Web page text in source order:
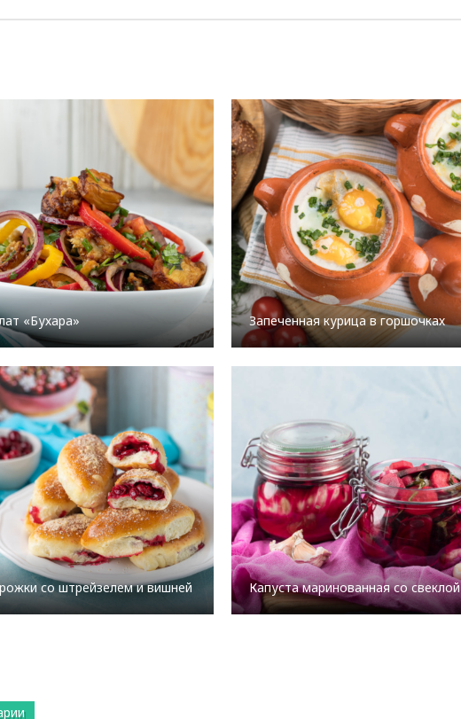
«Бухара» Запеченная курица в горшочках
со штрейзелем и вишней Капуста маринованная со свеклой